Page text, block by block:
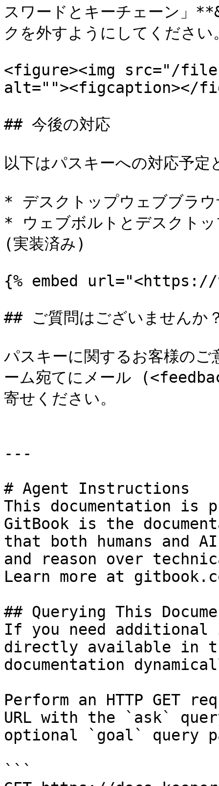
スワードとキーチェーン」
クを外すようにしてください
<figure><img src="/files/
alt=""><figcaption></
## 今後の対応
以下はパスキーへの対応予定
* デスクトップウェブブラ
* ウェブボルトとデスクト
(実装済み)
{% embed url="<https://
## ご質問はございませんか
パスキーに関するお客様の
ーム宛てにメール
寄せください。
---
# Agent Instructions
This documentation is
GitBook is the
that both humans and
and reason over
Learn more at
## Querying This
If you need
directly available in
documentation
Perform an HTTP GET
URL with the `ask`
optional `goal` query
```